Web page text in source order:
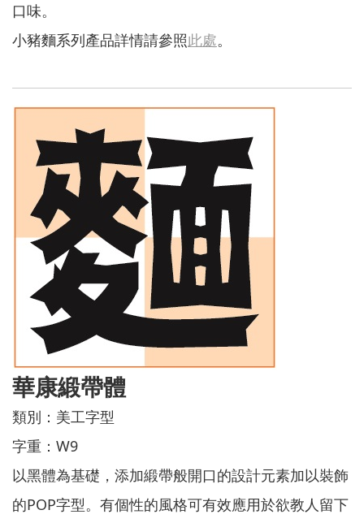
口味。
小豬麵系列產品詳情請參照此處。
華康緞帶體
類別：美工字型
字重：W9
以黑體為基礎，添加緞帶般開口的設計元素加以裝飾
的POP字型。有個性的風格可有效應用於欲教人留下